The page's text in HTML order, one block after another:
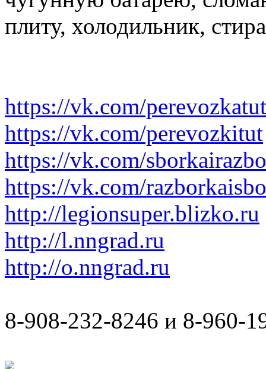
плиту, холодильник,
https://vk.com/perevozkatut
https://vk.com/perevozkitut
https://vk.com/
https://vk.com/
http://legionsuper.blizko.ru
http://l.nngrad.ru
http://o.nngrad.ru
8-908-232-8246 и 8-960-